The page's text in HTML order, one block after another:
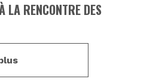
LA RENCONTRE DES